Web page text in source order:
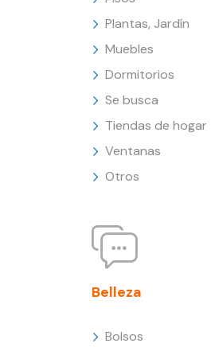
Plantas, Jardín
Muebles
Dormitorios
Se busca
Tiendas de hogar
Ventanas
Otros
Belleza
Bolsos